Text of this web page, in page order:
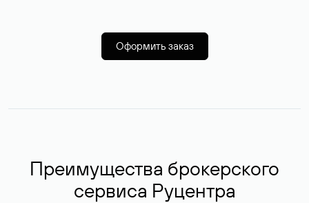
Оформить заказ
Преимущества брокерского
сервиса Руцентра